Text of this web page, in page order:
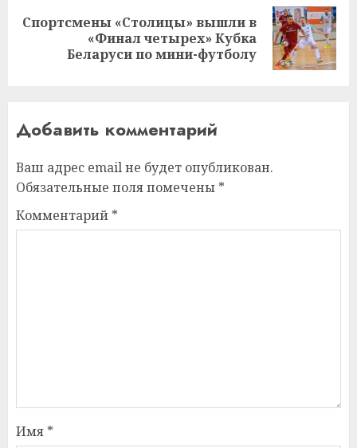
Следующая
запись:
Спортсмены «Столицы» вышли в
«Финал четырех» Кубка
Беларуси по мини-футболу
Добавить комментарий
Ваш адрес email не будет опубликован.
Обязательные поля помечены *
Комментарий *
Имя *